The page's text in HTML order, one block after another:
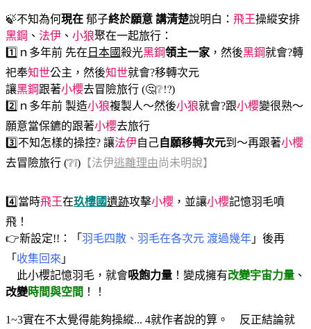
🍃不知為何現在 郁子終於願意 講清楚說明白： 飛王操縱安排
黑鋼 、 法伊 、 小狼聚在一起旅行：
1️⃣ｎ多年前 先在 日本國殺光黑鋼領主一家 ，然後黑鋼就會?轉
祀奉知世公主，然後知世就會?移轉次元
讓黑鋼跟著小櫻去冒險旅行 (🤔❔⁉️)
2️⃣ｎ多年前 製造小狼複製人～然後小狼就會?跟小櫻變很熟～
願意當保鑣的跟著小櫻去旅行
3️⃣不知怎樣的操控? 讓法伊自己自願移轉次元到～再跟著小櫻
去冒險旅行 (❔❕) 【法伊逃離理由 尚未明說】
4️⃣當時飛王在玖樓國遺跡攻擊小櫻 ，並讓小櫻記憶羽毛噴
飛！
👉新設定!!：「 羽毛四散、羽毛在各次元 渡過幾年 」後再
「 收集回來 」
此小櫻記憶羽毛，就會吸飽力量 ！變成擁有改變宇宙力量 、
改變時間與空間 ！！
1~3實在不太覺得能夠操縱... 4就作者說的算。 反正結論就